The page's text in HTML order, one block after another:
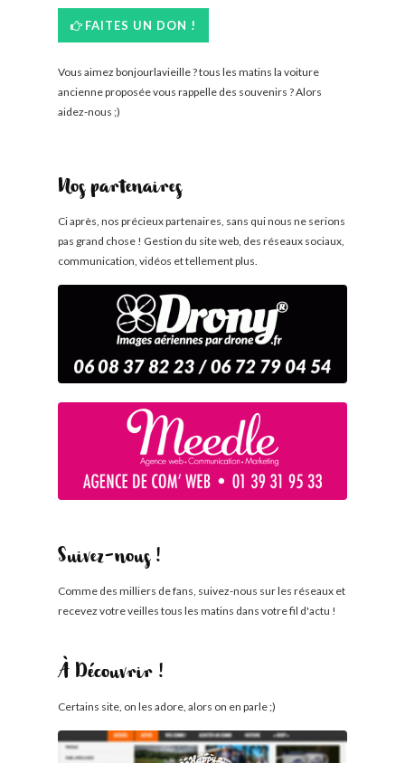
FAITES UN DON !
Vous aimez bonjourlavieille ? tous les matins la voiture
ancienne proposée vous rappelle des souvenirs ? Alors
aidez-nous ;)
Nos partenaires
Ci après, nos précieux partenaires, sans qui nous ne serions
pas grand chose ! Gestion du site web, des réseaux sociaux,
communication, vidéos et tellement plus.
Suivez-nous !
Comme des milliers de fans, suivez-nous sur les réseaux et
recevez votre veilles tous les matins dans votre fil d'actu !
À Découvrir !
Certains site, on les adore, alors on en parle ;)